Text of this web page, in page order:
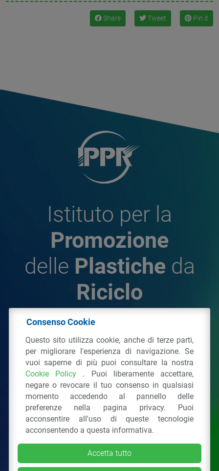
Share Tweet Pin it
Istituto per la
Promozione
delle Plastiche da
Riciclo
Plastiche da Riciclo
C.F. 97381090154
Via San Vittore 36 20123Milano (MI)
Tel.: 02 43928225.
Tutti i diritti riservati Privacy Policy &Cookie
Consenso Cookie
Questo sito utilizza cookie, anche di terze parti,
per migliorare l'esperienza di navigazione. Se
vuoi saperne di più puoi consultare la nostra
Cookie Policy . Puoi liberamente accettare,
negare o revocare il tuo consenso in qualsiasi
momento accedendo al pannello delle
preferenze nella pagina privacy. Puoi
acconsentire all'uso di queste tecnologie
acconsentendo a questa informativa.
Accetta tutto